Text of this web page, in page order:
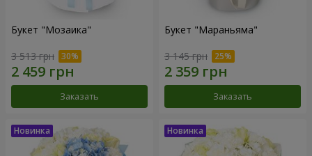
Букет "Мозаика"
3 513 грн
Заказать
Букет "Мараньяма"
3 145 грн
Заказать